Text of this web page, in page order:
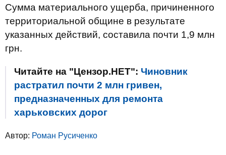
Сумма материального ущерба, причиненного
территориальной общине в результате
указанных действий, составила почти 1,9 млн
грн.
Читайте на "Цензор.НЕТ": Чиновник
растратил почти 2 млн гривен,
предназначенных для ремонта
харьковских дорог
Автор: Роман Русиченко